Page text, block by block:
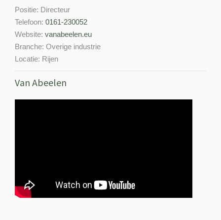
Positie: Directeur
Telefoon: 0161-230052
Website: vanabeelen.eu
Branche: Overige industrie
Locatie: Rijen
Van Abeelen